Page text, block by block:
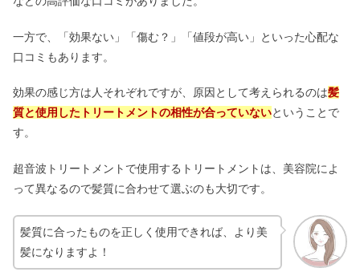
チャールズアンドキースはださい？芸
能人や評判｜靴擦れしにくい？
酵素風呂のデメリット｜ゴキブリや他
人の汗で汚いは嘘？自宅の方法も
マルジェラの財布・5ACは使いにく
い？年齢層＆愛用芸能人
一方で、「効果ない」「傷む？」「値段が高い」といった心配な
口コミもあります。
効果の感じ方は人それぞれですが、原因として考えられるのは髪
質と使用したトリートメントの相性が合っていないということで
す。
超音波トリートメントで使用するトリートメントは、美容院によ
って異なるので髪質に合わせて選ぶのも大切です。
髪質に合ったものを正しく使用できれば、より美
髪になりますよ！